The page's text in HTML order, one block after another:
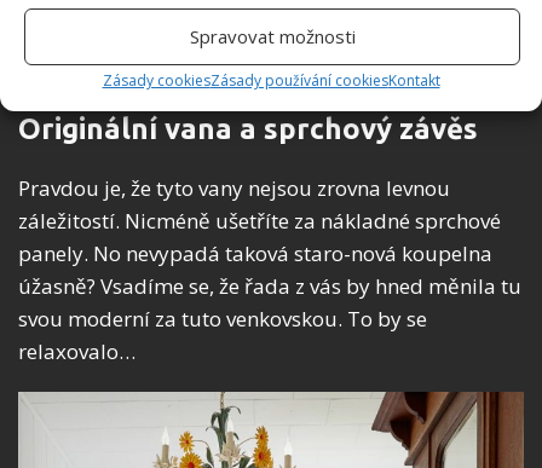
Spravovat možnosti
Zásady cookiesZásady používání cookiesKontakt
Originální vana a sprchový závěs
Pravdou je, že tyto vany nejsou zrovna levnou
záležitostí. Nicméně ušetříte za nákladné sprchové
panely. No nevypadá taková staro-nová koupelna
úžasně? Vsadíme se, že řada z vás by hned měnila tu
svou moderní za tuto venkovskou. To by se
relaxovalo…